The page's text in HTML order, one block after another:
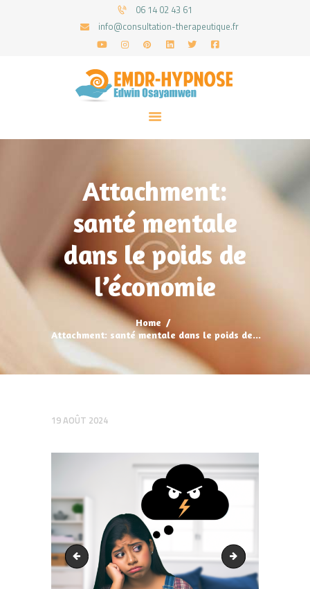
06 14 02 43 61
info@consultation-therapeutique.fr
Attachment:
santé mentale
dans le poids de
l’économie
Home
Attachment: santé mentale dans le poids de...
ACCUEIL
MON APPROCHE
ARTICLES
PRENEZ UN RDV
19 AOÛT 2024
Méditation guidée Dites adieu à la clope avec sérénité ! (1)
output1.png